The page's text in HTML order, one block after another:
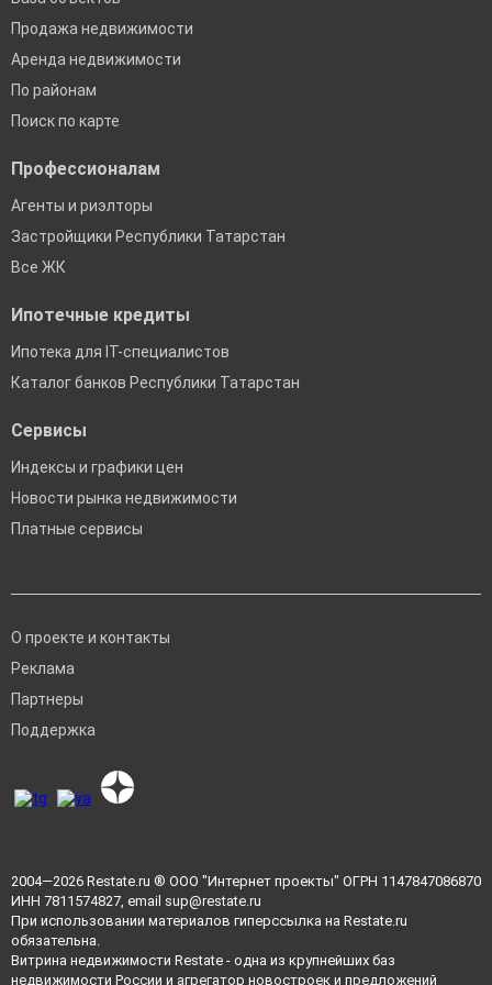
Продажа недвижимости
Аренда недвижимости
По районам
Поиск по карте
Профессионалам
Агенты и риэлторы
Застройщики Республики Татарстан
Все ЖК
Ипотечные кредиты
Ипотека для IT-специалистов
Каталог банков Республики Татарстан
Сервисы
Индексы и графики цен
Новости рынка недвижимости
Платные сервисы
О проекте и контакты
Реклама
Партнеры
Поддержка
2004—2026 Restate.ru ® ООО "Интернет проекты" ОГРН 1147847086870
ИНН 7811574827, email sup@restate.ru
При использовании материалов гиперссылка на Restate.ru
обязательна.
Витрина недвижимости Restate - одна из крупнейших баз
недвижимости России и агрегатор новостроек и предложений